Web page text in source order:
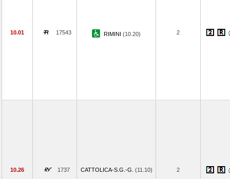
10.01 17543 RIMINI (10.20) 2
10.26 1737 CATTOLICA-S.G.-G. (11.10) 2